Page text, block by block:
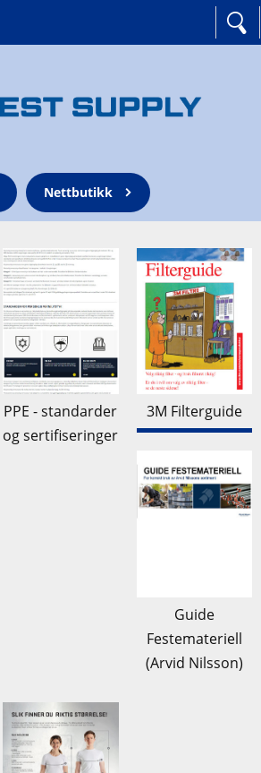
Nettbutikk
PPE - standarder
og sertifiseringer
3M Filterguide
Guide
Festemateriell
(Arvid Nilsson)